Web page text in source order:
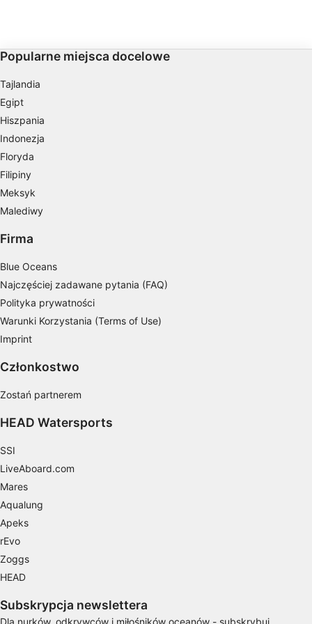
Popularne miejsca docelowe
Tajlandia
Egipt
Hiszpania
Indonezja
Floryda
Filipiny
Meksyk
Malediwy
Firma
Blue Oceans
Najczęściej zadawane pytania (FAQ)
Polityka prywatności
Warunki Korzystania (Terms of Use)
Imprint
Członkostwo
Zostań partnerem
HEAD Watersports
SSI
LiveAboard.com
Mares
Aqualung
Apeks
rEvo
Zoggs
HEAD
Subskrypcja newslettera
Dla nurków, odkrywców i miłośników oceanów - subskrybuj,
spersonalizowanych reklam
Tworzenie profili w celu personalizacji treści
spersonalizowanych treści
Pomiar efektywności reklam
Pomiar efektywności treści
Rozumienie odbiorców dzięki statystyce lub
Wykorzystywanie ograniczonych danych do
wyboru treści
Użycie dokładnych danych
geolokalizacyjnych
Identyfikowanie urządzeń na podstawie
Niezbędne
Funkcjonalne